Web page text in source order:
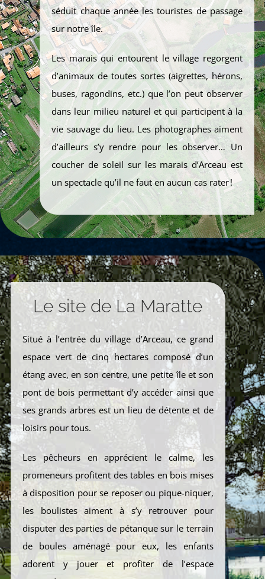
séduit chaque année les touristes de passage
sur notre île.
Les marais qui entourent le village regorgent
d’animaux de toutes sortes (aigrettes, hérons,
buses, ragondins, etc.) que l’on peut observer
dans leur milieu naturel et qui participent à la
vie sauvage du lieu. Les photographes aiment
d’ailleurs s’y rendre pour les observer… Un
coucher de soleil sur les marais d’Arceau est
un spectacle qu’il ne faut en aucun cas rater!
Le site de La Maratte
Situé à l’entrée du village d’Arceau, ce grand
espace vert de cinq hectares composé d’un
étang avec, en son centre, une petite île et son
pont de bois permettant d’y accéder ainsi que
ses grands arbres est un lieu de détente et de
loisirs pour tous.
Les pêcheurs en apprécient le calme, les
promeneurs profitent des tables en bois mises
à disposition pour se reposer ou pique-niquer,
les boulistes aiment à s’y retrouver pour
disputer des parties de pétanque sur le terrain
de boules aménagé pour eux, les enfants
adorent y jouer et profiter de l’espace